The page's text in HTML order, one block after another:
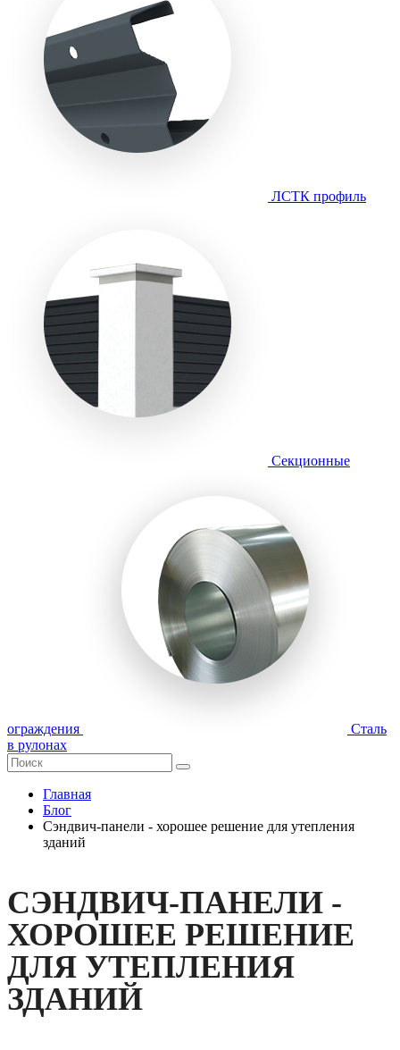
ЛСТК профиль
Секционные
ограждения
Сталь
в рулонах
Главная
Блог
Сэндвич-панели - хорошее решение для утепления
зданий
СЭНДВИЧ-ПАНЕЛИ -
ХОРОШЕЕ РЕШЕНИЕ
ДЛЯ УТЕПЛЕНИЯ
ЗДАНИЙ